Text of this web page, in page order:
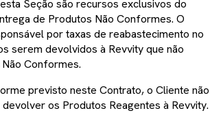
Seção são recursos exclusivos do
de Produtos Não Conformes. O
por taxas de reabastecimento no
serem devolvidos à Revvity que não
Conformes.
previsto neste Contrato, o Cliente não
os Produtos Reagentes à Revvity.